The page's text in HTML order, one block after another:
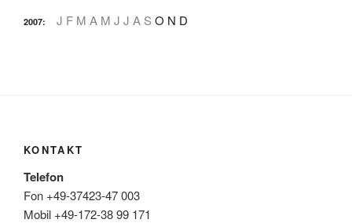
2007: J F M A M J J A S O N D
KONTAKT
Telefon
Fon +49-37423-47 003
Mobil +49-172-38 99 171